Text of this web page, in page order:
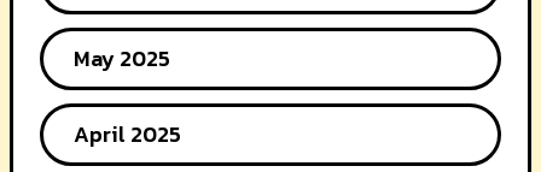
May 2025
April 2025